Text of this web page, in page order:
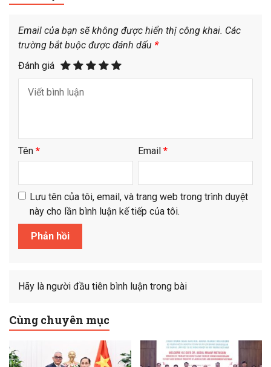
Email của bạn sẽ không được hiển thị công khai. Các
trường bắt buộc được đánh dấu *
Đánh giá
Tên * Email *
Lưu tên của tôi, email, và trang web trong trình duyệt
này cho lần bình luận kế tiếp của tôi.
Hãy là người đầu tiên bình luận trong bài
Cùng chuyên mục